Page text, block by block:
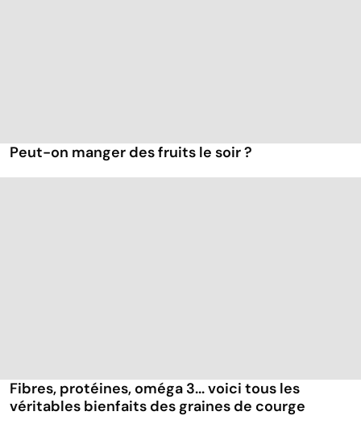
Peut-on manger des fruits le soir ?
Fibres, protéines, oméga 3... voici tous les
véritables bienfaits des graines de courge